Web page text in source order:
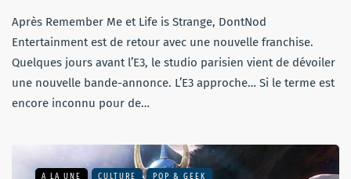
Après Remember Me et Life is Strange, DontNod
Entertainment est de retour avec une nouvelle franchise.
Quelques jours avant l’E3, le studio parisien vient de dévoiler
une nouvelle bande-annonce. L’E3 approche… Si le terme est
encore inconnu pour de…
A LA UNE CULTURE POP & GEEK